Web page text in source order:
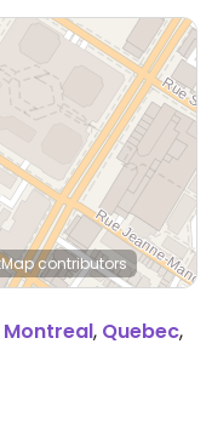
contributors
Montreal, Quebec,